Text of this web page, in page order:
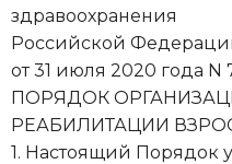
здравоохранения
Российской
от 31 июля 2020 года N
ПОРЯДОК
РЕАБИЛИТАЦИИ
1. Настоящий Порядок